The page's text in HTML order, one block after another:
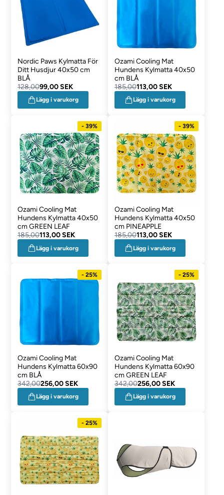
Nordic Paws Kylmatta För
Ditt Husdjur 40x50 cm
BLÅ
128,0099,00 SEK
Lägg i varukorg
Ozami Cooling Mat
Hundens Kylmatta 40x50
cm BLÅ
185,00113,00 SEK
Lägg i varukorg
- 39%
Ozami Cooling Mat
Hundens Kylmatta 40x50
cm GREEN LEAF
185,00113,00 SEK
Lägg i varukorg
- 39%
Ozami Cooling Mat
Hundens Kylmatta 40x50
cm PINEAPPLE
185,00113,00 SEK
Lägg i varukorg
- 25%
Ozami Cooling Mat
Hundens Kylmatta 60x90
cm BLÅ
342,00256,00 SEK
Lägg i varukorg
- 25%
Ozami Cooling Mat
Hundens Kylmatta 60x90
cm GREEN LEAF
342,00256,00 SEK
Lägg i varukorg
- 25%